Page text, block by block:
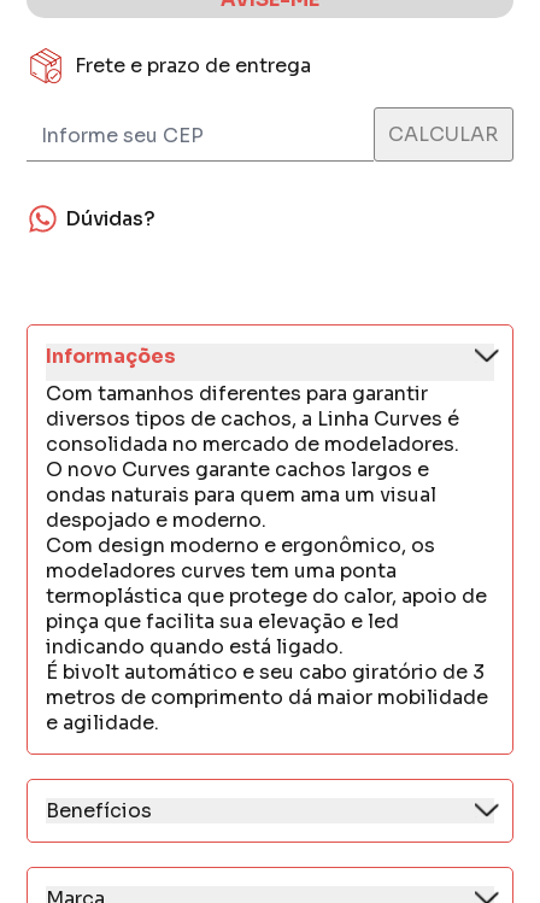
Frete e prazo de entrega
Dúvidas?
Informações
Com tamanhos diferentes para garantir
diversos tipos de cachos, a Linha Curves é
consolidada no mercado de modeladores.
O novo Curves garante cachos largos e
ondas naturais para quem ama um visual
despojado e moderno.
Com design moderno e ergonômico, os
modeladores curves tem uma ponta
termoplástica que protege do calor, apoio de
pinça que facilita sua elevação e led
indicando quando está ligado.
É bivolt automático e seu cabo giratório de 3
metros de comprimento dá maior mobilidade
e agilidade.
Benefícios
* 32 mm
* Bivolt automático
* Tubo e pinça com pintura de cerâmica